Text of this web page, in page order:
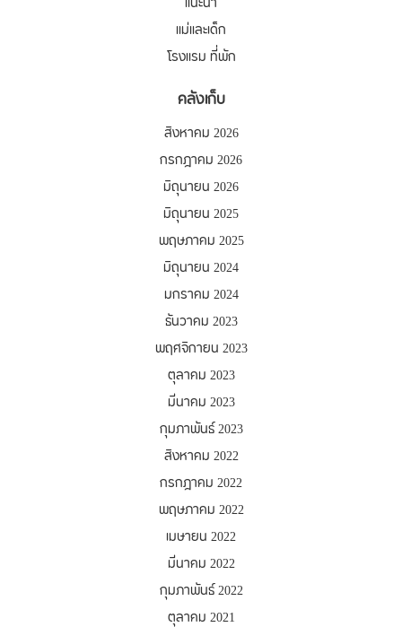
แม่และเด็ก
โรงแรม ที่พัก
คลังเก็บ
สิงหาคม 2026
กรกฎาคม 2026
มิถุนายน 2026
มิถุนายน 2025
พฤษภาคม 2025
มิถุนายน 2024
มกราคม 2024
ธันวาคม 2023
พฤศจิกายน 2023
ตุลาคม 2023
มีนาคม 2023
กุมภาพันธ์ 2023
สิงหาคม 2022
กรกฎาคม 2022
พฤษภาคม 2022
เมษายน 2022
มีนาคม 2022
กุมภาพันธ์ 2022
ตุลาคม 2021